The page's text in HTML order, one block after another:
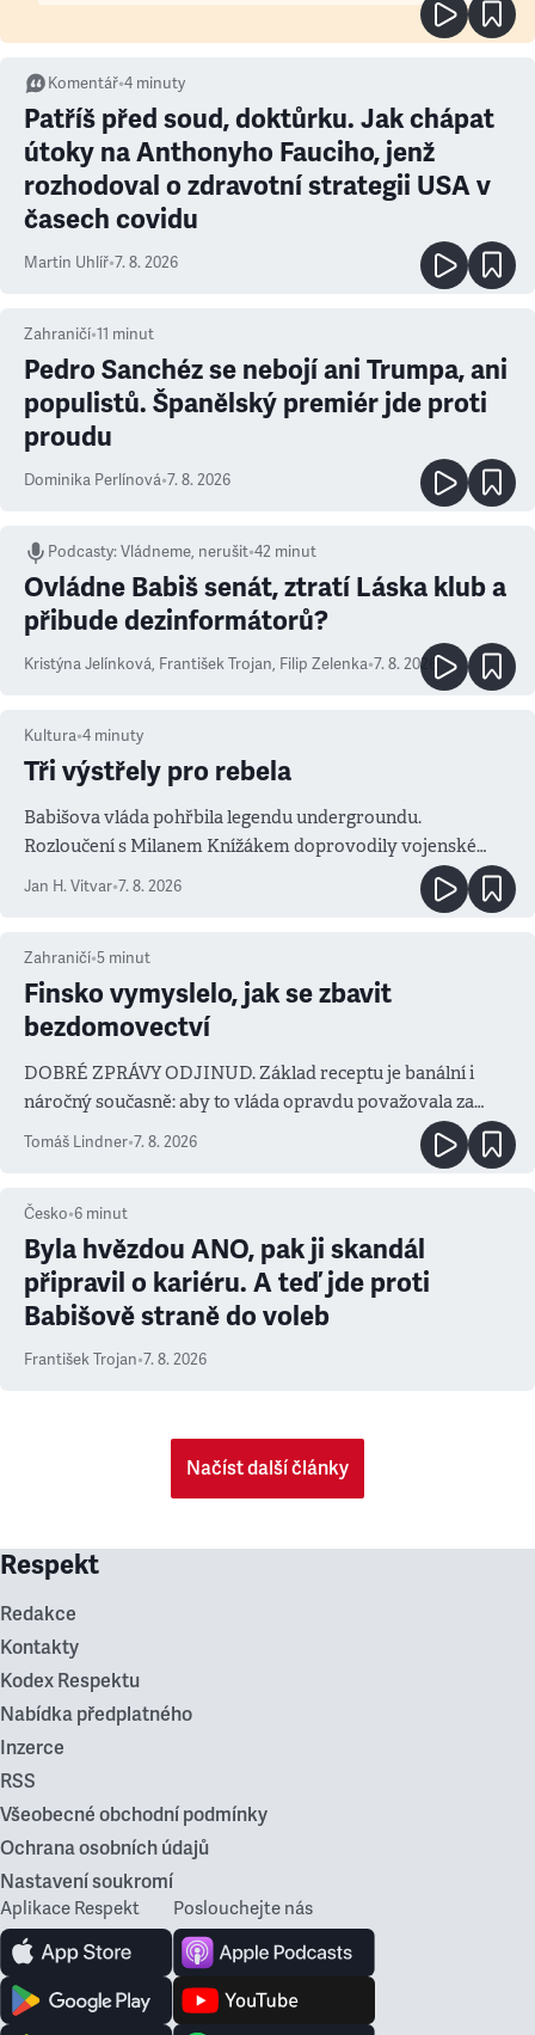
Komentář•4 minuty
Patříš před soud, doktůrku. Jak chápat
útoky na Anthonyho Fauciho, jenž
rozhodoval o zdravotní strategii USA v
časech covidu
Martin Uhlíř•7. 8. 2026
Zahraničí•11 minut
Pedro Sanchéz se nebojí ani Trumpa, ani
populistů. Španělský premiér jde proti
proudu
Dominika Perlínová•7. 8. 2026
Podcasty:Vládneme, nerušit•42 minut
Ovládne Babiš senát, ztratí Láska klub a
přibude dezinformátorů?
Kristýna Jelínková, František Trojan, Filip Zelenka•7. 8. 2026
Kultura•4 minuty
Tři výstřely pro rebela
Babišova vláda pohřbila legendu undergroundu.
Rozloučení s Milanem Knížákem doprovodily vojenské
salvy i kritika pokrokářů
Jan H. Vitvar•7. 8. 2026
Zahraničí•5 minut
Finsko vymyslelo, jak se zbavit
bezdomovectví
DOBRÉ ZPRÁVY ODJINUD. Základ receptu je banální i
náročný současně: aby to vláda opravdu považovala za
prioritu
Tomáš Lindner•7. 8. 2026
Česko•6 minut
Byla hvězdou ANO, pak ji skandál
připravil o kariéru. A teď jde proti
Babišově straně do voleb
František Trojan•7. 8. 2026
Načíst další články
Respekt
Redakce
Kontakty
Kodex Respektu
Nabídka předplatného
Inzerce
RSS
Všeobecné obchodní podmínky
Ochrana osobních údajů
Nastavení soukromí
Aplikace Respekt Poslouchejte nás